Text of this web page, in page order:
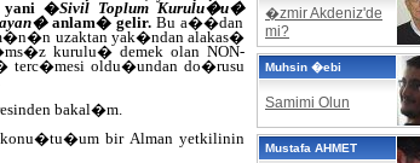
yani �Sivil Toplum Kurulu�u�
anlam� gelir. Bu a��dan
uzaktan yak�ndan alakas�
kurulu� demek olan NON-
oldu�undan do�rusu
bakal�m.
bir Alman yetkilinin
�zmir Akdeniz'de
mi?
Muhsin �ebi
Samimi Olun
Mustafa AHMET